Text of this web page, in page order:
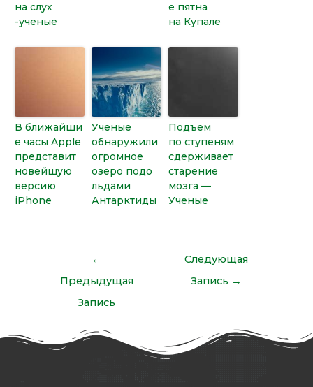
на слух
-ученые
е пятна
на Купале
В ближайши
е часы Apple
представит
новейшую
версию
iPhone
Ученые
обнаружили
огромное
озеро подо
льдами
Антарктиды
Подъем
по ступеням
сдерживает
старение
мозга —
Ученые
←
Предыдущая
Запись
Следующая
Запись →